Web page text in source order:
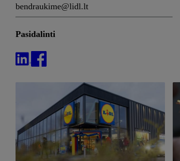
bendraukime@lidl.lt
Pasidalinti